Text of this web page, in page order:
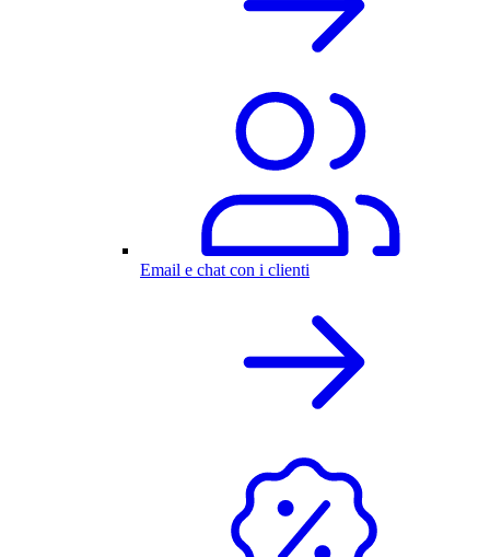
Email e chat con i clienti